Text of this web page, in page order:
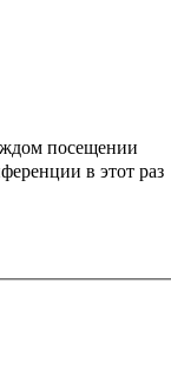
посещении
в этот раз